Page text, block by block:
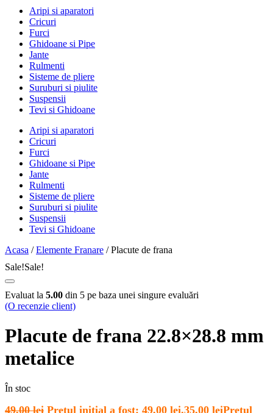
Aripi si aparatori
Cricuri
Furci
Ghidoane si Pipe
Jante
Rulmenti
Sisteme de pliere
Suruburi si piulite
Suspensii
Tevi si Ghidoane
Aripi si aparatori
Cricuri
Furci
Ghidoane si Pipe
Jante
Rulmenti
Sisteme de pliere
Suruburi si piulite
Suspensii
Tevi si Ghidoane
Acasa /Elemente Franare / Placute de frana
Sale!Sale!
Evaluat la 5.00 din 5 pe baza unei singure evaluări
(O recenzie client)
Placute de frana 22.8×28.8 mm
metalice
În stoc
49,00lei Prețul inițial a fost: 49,00 lei.35,00 leiPrețul